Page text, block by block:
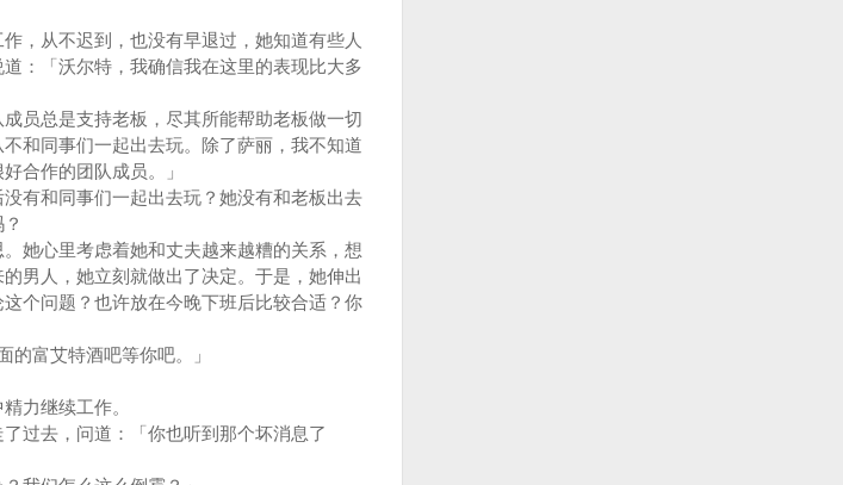
从不迟到，也没有早退过，她知道有些人
：「沃尔特，我确信我在这里的表现比大多
总是支持老板，尽其所能帮助老板做一切
和同事们一起出去玩。除了萨丽，我不知道
合作的团队成员。」
有和同事们一起出去玩？她没有和老板出去
心里考虑着她和丈夫越来越糟的关系，想
男人，她立刻就做出了决定。于是，她伸出
个问题？也许放在今晚下班后比较合适？你
富艾特酒吧等你吧。」
力继续工作。
过去，问道：「你也听到那个坏消息了